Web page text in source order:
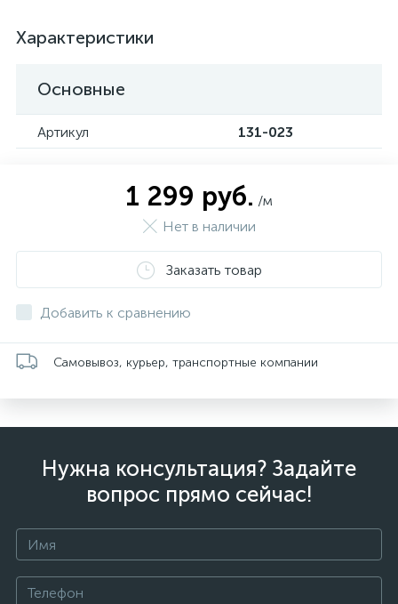
Характеристики
Основные
Артикул 131-023
1 299 руб. /м
Нет в наличии
Заказать товар
Добавить к сравнению
Самовывоз, курьер, транспортные компании
Нужна консультация? Задайте
вопрос прямо сейчас!